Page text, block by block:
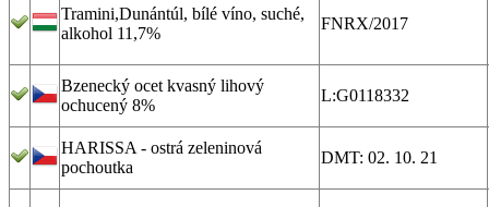
Tramini,Dunántúl, bílé víno, suché,
alkohol 11,7%
FNRX/2017
Bzenecký ocet kvasný lihový
ochucený 8%
L:G0118332
HARISSA - ostrá zeleninová
pochoutka
DMT: 02. 10. 21